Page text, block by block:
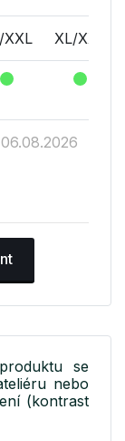
XXL XL/XXL
06.08.2026
se
nebo
(kontrast